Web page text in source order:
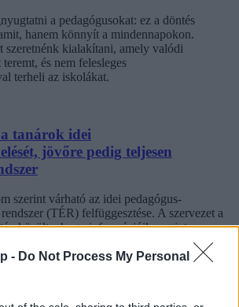
- Do Not Process My Personal
a pedagógusokat: ez a döntés
hanem könnyít a mindennapokon.
szeretnénk kialakítani, amely valódi
és nem felesleges
terheli az iskolákat.
tanárok idei
jövőre pedig teljesen
szerint várható az idei pedagógus-
(TÉR) felfüggesztése. A szervezet a
közölte, hogy információik szerint a
törvénymódosításra lesz szükség.